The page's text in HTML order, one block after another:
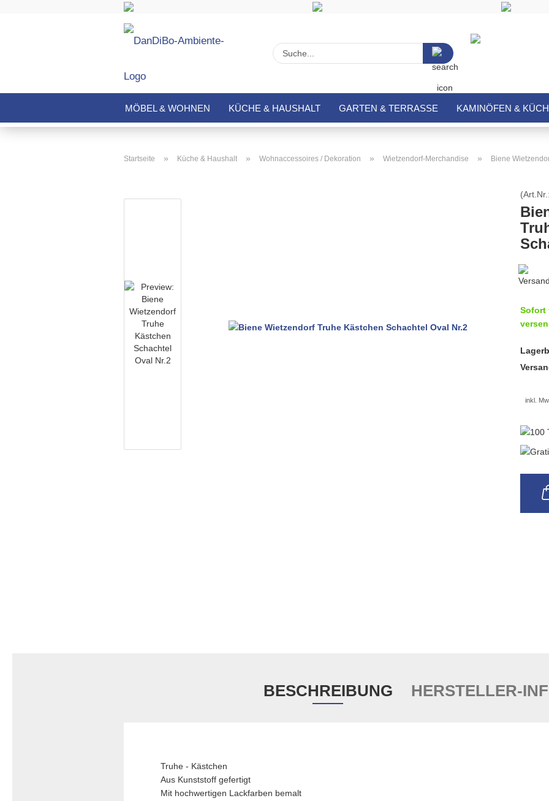
Suche...
MÖBEL & WOHNEN KÜCHE & HAUSHALT GARTEN & TERRASSE KAMINÖFEN &
Startseite » Küche & Haushalt » Wohnaccessoires / Dekoration » Wietzendorf-Merchandise » Biene
Sofort
inkl.
BESCHREIBUNG HERSTELLER-
Truhe - Kästchen
Aus Kunststoff gefertigt
Mit hochwertigen Lackfarben bemalt